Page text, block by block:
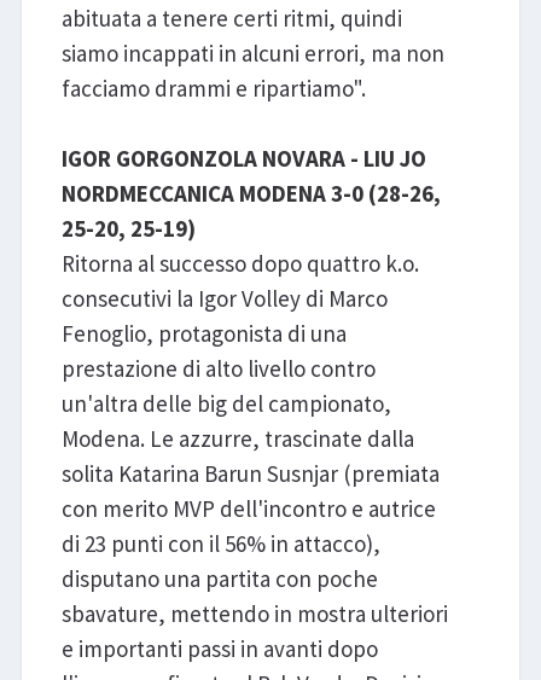
abituata a tenere certi ritmi, quindi
siamo incappati in alcuni errori, ma non
facciamo drammi e ripartiamo".
IGOR GORGONZOLA NOVARA - LIU JO
NORDMECCANICA MODENA 3-0 (28-26,
25-20, 25-19)
Ritorna al successo dopo quattro k.o.
consecutivi la Igor Volley di Marco
Fenoglio, protagonista di una
prestazione di alto livello contro
un'altra delle big del campionato,
Modena. Le azzurre, trascinate dalla
solita Katarina Barun Susnjar (premiata
con merito MVP dell'incontro e autrice
di 23 punti con il 56% in attacco),
disputano una partita con poche
sbavature, mettendo in mostra ulteriori
e importanti passi in avanti dopo